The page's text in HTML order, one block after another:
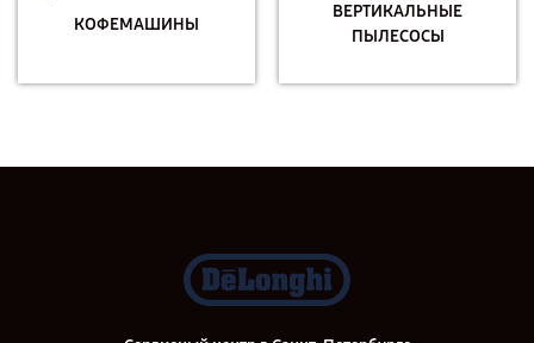
КОФЕМАШИНЫ
ВЕРТИКАЛЬНЫЕ
ПЫЛЕСОСЫ